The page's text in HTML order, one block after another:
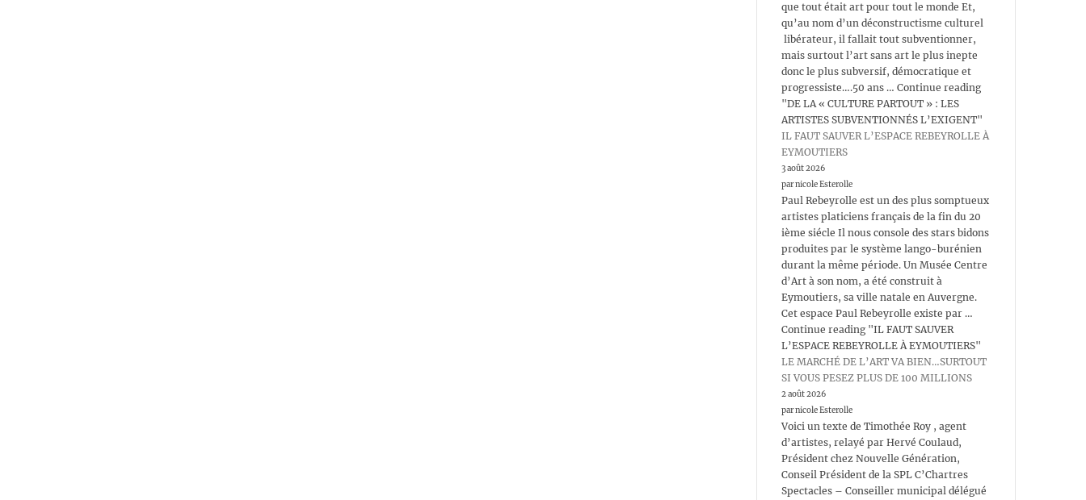
que tout était art pour tout le monde Et,
qu’au nom d’un déconstructisme culturel
libérateur, il fallait tout subventionner,
mais surtout l’art sans art le plus inepte
donc le plus subversif, démocratique et
progressiste….50 ans … Continue reading
"DE LA « CULTURE PARTOUT » : LES
ARTISTES SUBVENTIONNÉS L’EXIGENT"
IL FAUT SAUVER L’ESPACE REBEYROLLE À
EYMOUTIERS
3 août 2026
par nicole Esterolle
Paul Rebeyrolle est un des plus somptueux
artistes platiciens français de la fin du 20
ième siécle Il nous console des stars bidons
produites par le système lango-burénien
durant la même période. Un Musée Centre
d’Art à son nom, a été construit à
Eymoutiers, sa ville natale en Auvergne.
Cet espace Paul Rebeyrolle existe par …
Continue reading "IL FAUT SAUVER
L’ESPACE REBEYROLLE À EYMOUTIERS"
LE MARCHÉ DE L’ART VA BIEN…SURTOUT
SI VOUS PESEZ PLUS DE 100 MILLIONS
2 août 2026
par nicole Esterolle
Voici un texte de Timothée Roy , agent
d’artistes, relayé par Hervé Coulaud,
Président chez Nouvelle Génération,
Conseil Président de la SPL C’Chartres
Spectacles – Conseiller municipal délégué